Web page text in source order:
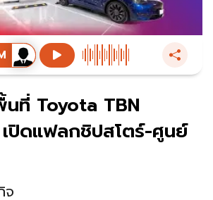
นที่ Toyota TBN
เปิดแฟลกชิปสโตร์-ศูนย์
จ